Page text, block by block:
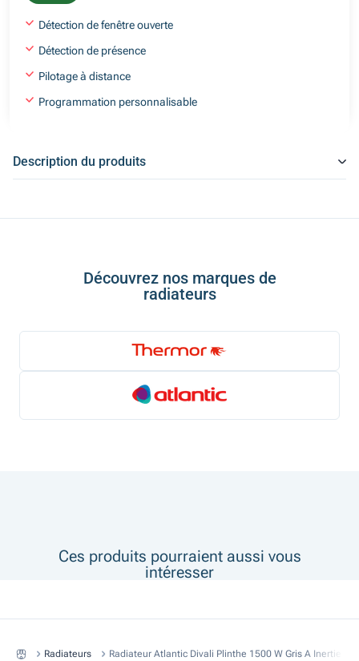
Détection de fenêtre ouverte
Détection de présence
Pilotage à distance
Programmation personnalisable
Description du produits
Découvrez nos marques de
radiateurs
Ces produits pourraient aussi vous
intéresser
Radiateurs Radiateur Atlantic Divali Plinthe 1500 W Gris A Inertie